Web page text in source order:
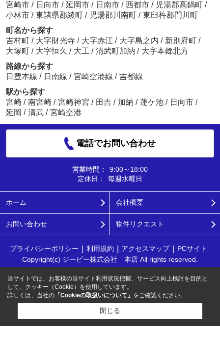
宮崎市 / 日向市 / 延岡市 / 日南市 / 西都市 / 児湯郡高鍋町 /
小林市 / 東諸県郡綾町 / 児湯郡川南町 / 東臼杵郡門川町
町名から探す
吉村町 / 大字財光寺 / 大字赤江 / 大字島之内 / 新別府町 /
大塚町 / 大字恒久 / 大工 / 清武町加納 / 大字本郷北方
路線から探す
日豊本線 / 日南線 / 宮崎空港線 / 吉都線
駅から探す
宮崎 / 南宮崎 / 宮崎神宮 / 田吉 / 加納 / 蓮ケ池 / 日向市 /
延岡 / 清武 / 宮崎空港
電話でお問い合わせ
営業時間：
9:00～18:00
定休日：
毎週水曜日
ホーム 会社概要
お問い合わせ 物件リクエスト
プライバシーポリシー 利用規約 アクセスマップ
PCサイト
Copyright(c) ジーピー株式会社 本店 All rights reserved.
当サイトでは、お客様の当サイト利用状況把握、サービス向上検討を目的と
して、クッキー（Cookie）を使用しています。
詳しくは、当社の 「Cookieの取扱いについて」 をご確認ください。
閉じる